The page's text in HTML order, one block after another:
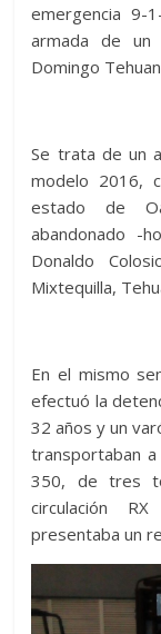
emergencia 9-
armada de
Domingo
Se trata de un
modelo 2016,
estado de
abandonado -
Donaldo
Mixtequilla,
En el mismo
efectuó la
32 años y un
transportaban
350, de tres
circulación
presentaba un